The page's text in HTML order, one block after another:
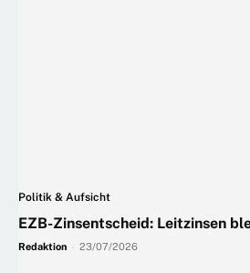
Politik & Aufsicht
EZB-Zinsentscheid: Leitzinsen
Redaktion 23/07/2026